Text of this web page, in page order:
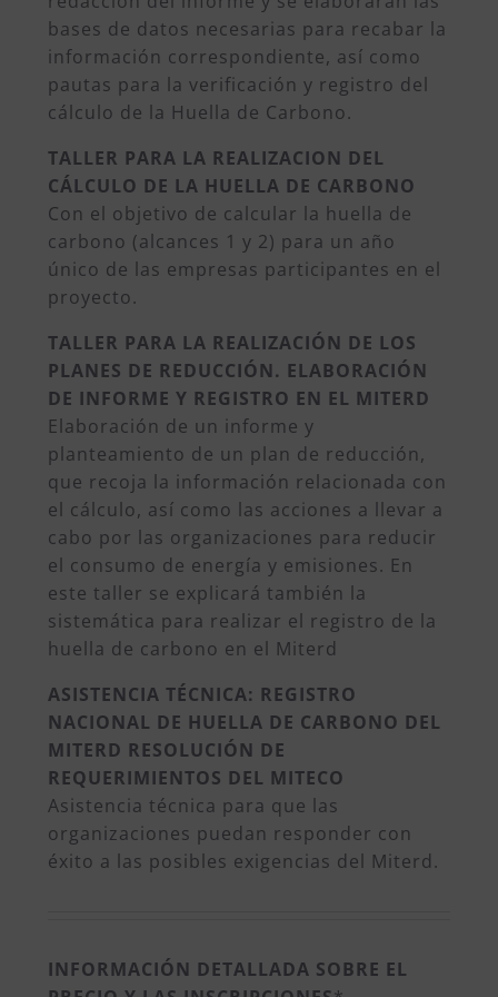
bases de datos necesarias para recabar la
información correspondiente, así como
pautas para la verificación y registro del
cálculo de la Huella de Carbono.
TALLER PARA LA REALIZACION DEL
CÁLCULO DE LA HUELLA DE CARBONO
Con el objetivo de calcular la huella de
carbono (alcances 1 y 2) para un año
único de las empresas participantes en el
proyecto.
TALLER PARA LA REALIZACIÓN DE LOS
PLANES DE REDUCCIÓN. ELABORACIÓN
DE INFORME Y REGISTRO EN EL MITERD
Elaboración de un informe y
planteamiento de un plan de reducción,
que recoja la información relacionada con
el cálculo, así como las acciones a llevar a
cabo por las organizaciones para reducir
el consumo de energía y emisiones. En
este taller se explicará también la
sistemática para realizar el registro de la
huella de carbono en el Miterd
ASISTENCIA TÉCNICA: REGISTRO
NACIONAL DE HUELLA DE CARBONO DEL
MITERD RESOLUCIÓN DE
REQUERIMIENTOS DEL MITECO
Asistencia técnica para que las
organizaciones puedan responder con
éxito a las posibles exigencias del Miterd.
INFORMACIÓN DETALLADA SOBRE EL